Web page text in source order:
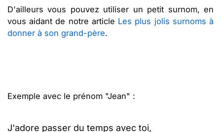
D'ailleurs vous pouvez utiliser un petit surnom, en
vous aidant de notre article Les plus jolis surnoms à
donner à son grand-père.
Exemple avec le prénom "Jean" :
J'adore passer du temps avec toi,